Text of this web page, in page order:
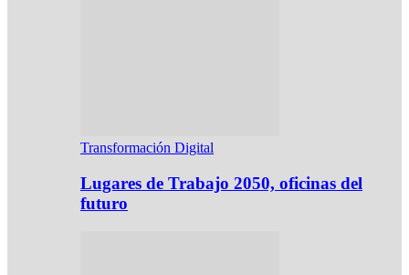
Transformación Digital
Lugares de Trabajo 2050, oficinas del
futuro